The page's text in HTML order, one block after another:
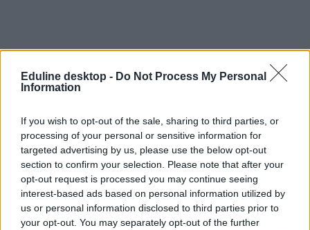
Eduline desktop - Do Not Process My Personal
Information
If you wish to opt-out of the sale, sharing to third parties, or
processing of your personal or sensitive information for
targeted advertising by us, please use the below opt-out
section to confirm your selection. Please note that after your
opt-out request is processed you may continue seeing
interest-based ads based on personal information utilized by
us or personal information disclosed to third parties prior to
your opt-out. You may separately opt-out of the further